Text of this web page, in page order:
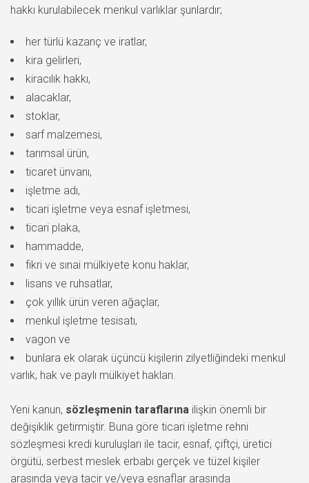
hakkı kurulabilecek menkul varlıklar şunlardır;
her türlü kazanç ve iratlar,
kira gelirleri,
kiracılık hakkı,
alacaklar,
stoklar,
sarf malzemesi,
tarımsal ürün,
ticaret ünvanı,
işletme adı,
ticari işletme veya esnaf işletmesi,
ticari plaka,
hammadde,
fikri ve sınai mülkiyete konu haklar,
lisans ve ruhsatlar,
çok yıllık ürün veren ağaçlar,
menkul işletme tesisatı,
vagon ve
bunlara ek olarak üçüncü kişilerin zilyetliğindeki menkul
varlık, hak ve paylı mülkiyet hakları.
Yeni kanun, sözleşmenin taraflarına ilişkin önemli bir
değişiklik getirmiştir. Buna göre ticari işletme rehni
sözleşmesi kredi kuruluşları ile tacir, esnaf, çiftçi, üretici
örgütü, serbest meslek erbabı gerçek ve tüzel kişiler
arasında veya tacir ve/veya esnaflar arasında